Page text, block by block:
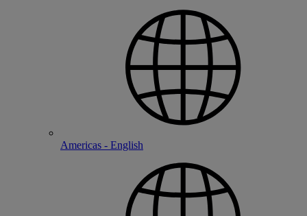
Americas - English